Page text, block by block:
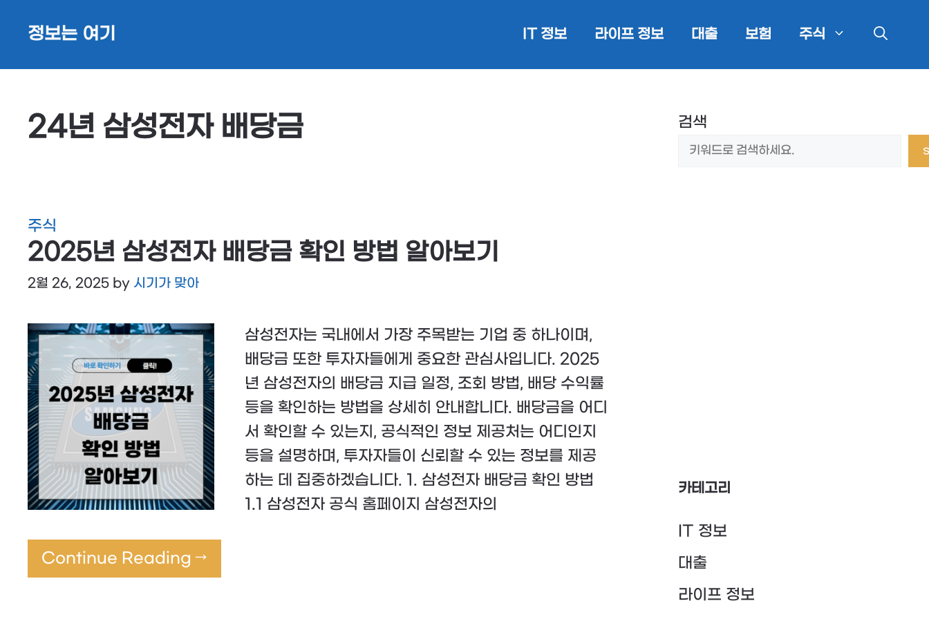
정보는 여기 IT 정보 라이프 정보 대출 보험 주식
24년 삼성전자 배당금
주식
2025년 삼성전자 배당금 확인 방법 알아보기
2월 26, 2025 by 시기가 맞아
삼성전자는 국내에서 가장 주목받는 기업 중 하나이며,
배당금 또한 투자자들에게 중요한 관심사입니다. 2025
년 삼성전자의 배당금 지급 일정, 조회 방법, 배당 수익률
등을 확인하는 방법을 상세히 안내합니다. 배당금을 어디
서 확인할 수 있는지, 공식적인 정보 제공처는 어디인지
등을 설명하며, 투자자들이 신뢰할 수 있는 정보를 제공
하는 데 집중하겠습니다. 1. 삼성전자 배당금 확인 방법
1.1 삼성전자 공식 홈페이지 삼성전자의
Continue Reading →
검색
카테고리
IT 정보
대출
라이프 정보